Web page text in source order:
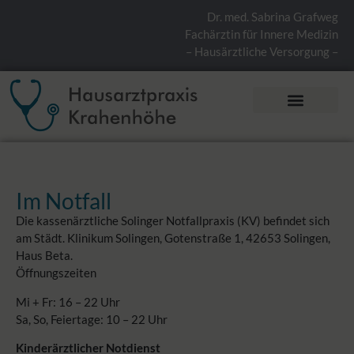
Dr. med. Sabrina Grafweg
Fachärztin für Innere Medizin
– Hausärztliche Versorgung –
Im Notfall
Die kassenärztliche Solinger Notfallpraxis (KV) befindet sich
am Städt. Klinikum Solingen, Gotenstraße 1, 42653 Solingen,
Haus Beta.
Öffnungszeiten
Mi + Fr: 16 – 22 Uhr
Sa, So, Feiertage: 10 – 22 Uhr
Kinderärztlicher Notdienst